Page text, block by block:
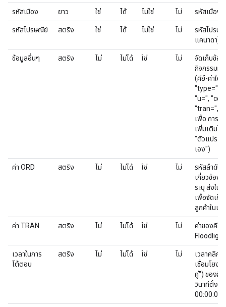
รหัสเมือง ยาว ใช่ ได้ ไม่ใช่ ไม่ รหัสเมือง
รหัสไปรษณีย์ สตริง ใช่ ได้ ไม่ใช่ ไม่
รหัสไปรษ
แคนาดา)
ข้อมูลอื่นๆ สตริง ไม่ ไม่ได้ ใช่ ไม่
จัดเก็บข้อ
กิจกรรมที่ไ
(คีย์-ค่าใดๆ
"type=",
"u=",
"tran=",
เพื่อ การ
เพิ่มเติมได้
"ตัวแปร
เอง")
ค่า ORD สตริง ไม่ ไม่ได้ ใช่ ไม่
รหัสลำดับ
เกี่ยวข้อง
ระบุ ส่งใน
เพื่อจัดเก็
ลูกค้าในแ
ค่า TRAN สตริง ไม่ ไม่ได้ ใช่ ไม่
ค่าของคีย์-
Floodlight
เวลาในการ
โต้ตอบ
สตริง ไม่ ไม่ได้ ใช่ ไม่
เวลาคลิก
เชื่อมโยง
คู่") ของกิจ
วินาทีตั้งแ
00:00:00